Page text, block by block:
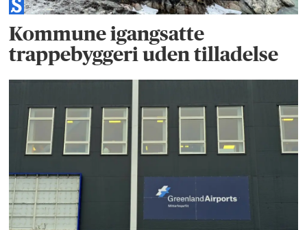
Kommune igangsatte
trappebyggeri uden tilladelse